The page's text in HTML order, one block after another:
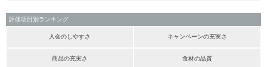
評価項目別ランキング
入会のしやすさ キャンペーンの充実さ
商品の充実さ 食材の品質